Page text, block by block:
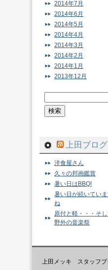
2014年7月
2014年6月
2014年5月
2014年4月
2014年3月
2014年2月
2014年1月
2013年12月
上田ブログ
洋食屋さん
久々の邦画鑑賞
暑い日はBBQ!
暑い日が続いてい
ね
原付と軽・・・そ
野外の音楽祭
上田メッキ スタッフブ